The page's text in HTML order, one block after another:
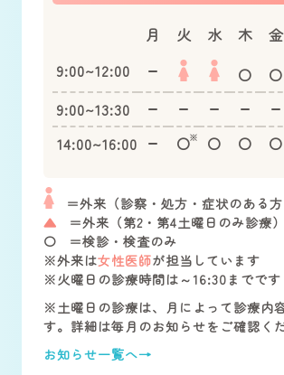
月 火 水 木 金
9:00~12:00
〇
〇
9:00~13:30
14:00~16:00
〇 〇 〇 〇
＝外来（診察・処方・症状のある方
▲
＝外来（第2・第4土曜日のみ診療）
〇
＝検診・検査のみ
※外来は女性医師が担当しています
※火曜日の診療時間は～16:30までです
※土曜日の診療は、月によって診療内
す。詳細は毎月のお知らせをご確認く
お知らせ一覧へ→